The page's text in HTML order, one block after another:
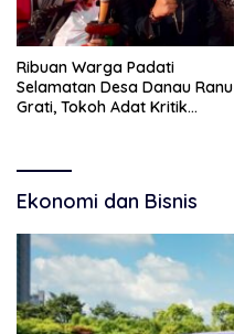
Ribuan Warga Padati
Selamatan Desa Danau Ranu
Grati, Tokoh Adat Kritik
Ekonomi dan Bisnis